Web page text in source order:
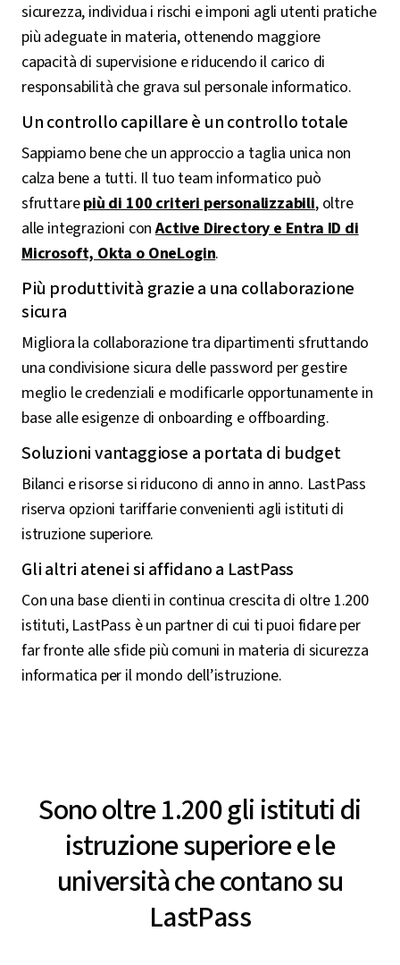
sicurezza, individua i rischi e imponi agli utenti pratiche
più adeguate in materia, ottenendo maggiore
capacità di supervisione e riducendo il carico di
responsabilità che grava sul personale informatico.
Un controllo capillare è un controllo totale
Sappiamo bene che un approccio a taglia unica non
calza bene a tutti. Il tuo team informatico può
sfruttarepiù di 100 criteri personalizzabili, oltre
alle integrazioni conActive Directory e Entra ID di
Microsoft, Okta o OneLogin.
Più produttività grazie a una collaborazione
sicura
Migliora la collaborazione tra dipartimenti sfruttando
una condivisione sicura delle password per gestire
meglio le credenziali e modificarle opportunamente in
base alle esigenze di onboarding e offboarding.
Soluzioni vantaggiose a portata di budget
Bilanci e risorse si riducono di anno in anno. LastPass
riserva opzioni tariffarie convenienti agli istituti di
istruzione superiore.
Gli altri atenei si affidano a LastPass
Con una base clienti in continua crescita di oltre 1.200
istituti, LastPass è un partner di cui ti puoi fidare per
far fronte alle sfide più comuni in materia di sicurezza
informatica per il mondo dell’istruzione.
Sono oltre 1.200 gli istituti di
istruzione superiore e le
università che contano su
LastPass